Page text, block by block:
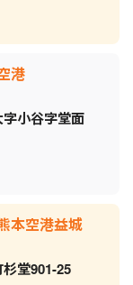
港
小谷字堂面
本空港益城
堂901-25